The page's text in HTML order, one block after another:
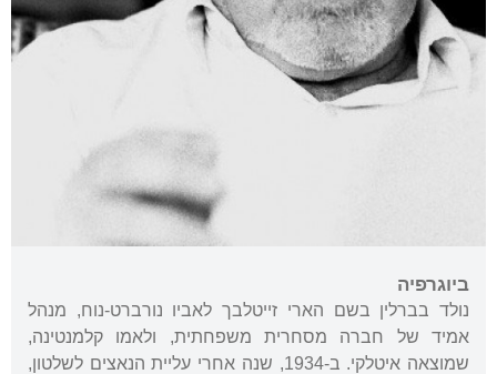
ביוגרפיה
נולד בברלין בשם הארי זייטלבך לאביו נורברט-נוח, מנהל
אמיד של חברה מסחרית משפחתית, ולאמו קלמנטינה,
שמוצאה איטלקי. ב-1934, שנה אחרי עליית הנאצים לשלטון,